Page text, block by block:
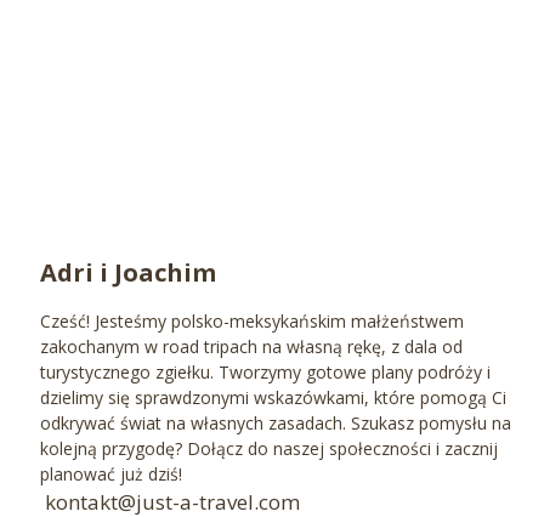
Adri i Joachim
Cześć! Jesteśmy polsko-meksykańskim małżeństwem
zakochanym w road tripach na własną rękę, z dala od
turystycznego zgiełku. Tworzymy gotowe plany podróży i
dzielimy się sprawdzonymi wskazówkami, które pomogą Ci
odkrywać świat na własnych zasadach. Szukasz pomysłu na
kolejną przygodę? Dołącz do naszej społeczności i zacznij
planować już dziś!
kontakt@just-a-travel.com